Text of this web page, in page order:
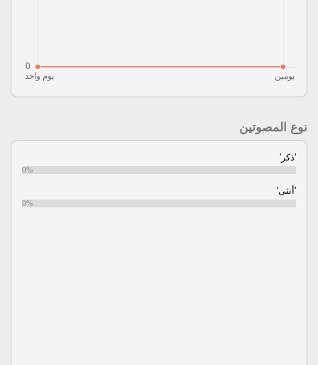
نوع المصوتين
'ذكر'
0%
'أنثى'
0%